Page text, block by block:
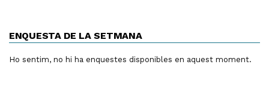
ENQUESTA DE LA SETMANA
Ho sentim, no hi ha enquestes disponibles en aquest moment.